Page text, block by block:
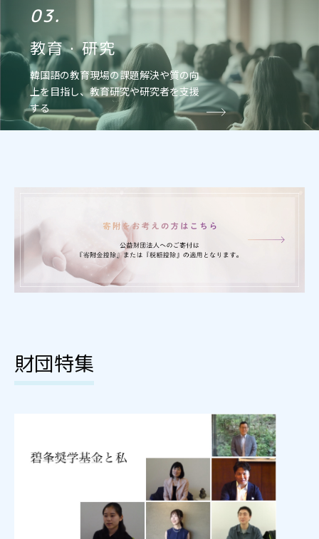
03.
教育・研究
韓国語の教育現場の課題解決や質の向
上を目指し、教育研究や研究者を支援
する
財団特集